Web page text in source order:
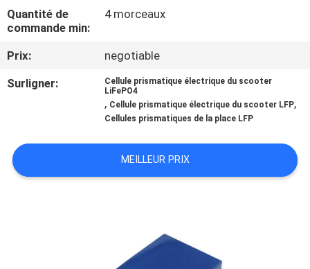
VISITE
D'USINE
QUALITÉ
Quantité de
commande min:
4 morceaux
Prix:
negotiable
Surligner:
Cellule prismatique électrique du scooter
LiFePO4
, Cellule prismatique électrique du scooter LFP,
Cellules prismatiques de la place LFP
MEILLEUR PRIX